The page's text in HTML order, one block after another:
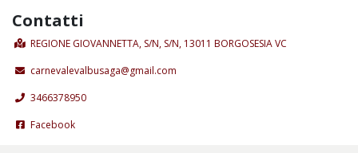
Contatti
REGIONE GIOVANNETTA, S/N, S/N, 13011 BORGOSESIA VC
carnevalevalbusaga@gmail.com
3466378950
Facebook